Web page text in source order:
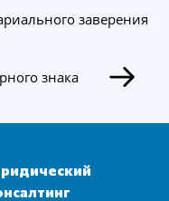
заверения
знака